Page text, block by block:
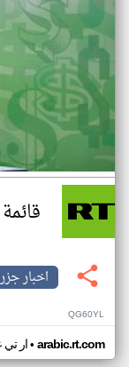
اخبار
QG60YL
ار تي• arabic.rt.com